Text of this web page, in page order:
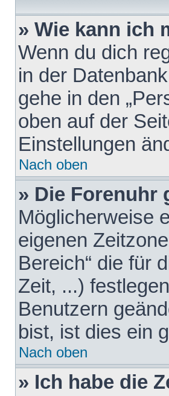
» Wie kann ich
Wenn du dich
in der
gehe in den
oben auf der
Einstellungen
Nach oben
» Die Forenuhr
Möglicherweise
eigenen
Bereich“ die für
Zeit, ...)
Benutzern
bist, ist dies ein
Nach oben
» Ich habe die